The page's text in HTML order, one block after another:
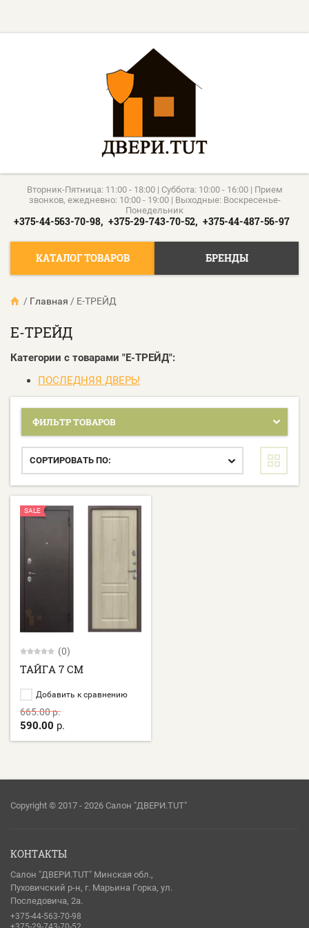
Вторник-Пятница: 11:00 - 18:00 | Суббота: 10:00 - 16:00 | Прием
звонков, ежедневно: 10:00 - 19:00 | Выходные: Воскресенье-
Понедельник
+375-44-563-70-98, +375-29-743-70-52, +375-44-487-56-97
КАТАЛОГ ТОВАРОВ БРЕНДЫ
/ Главная / Е-ТРЕЙД
Е-ТРЕЙД
Категории с товарами "Е-ТРЕЙД":
ПОСЛЕДНЯЯ ДВЕРЬ!
ФИЛЬТР ТОВАРОВ
СОРТИРОВАТЬ ПО:
SALE
(0)
ТАЙГА 7 СМ
Добавить к сравнению
665.00р.
590.00 р.
Copyright © 2017 - 2026 Салон "ДВЕРИ.TUT"
КОНТАКТЫ
Салон "ДВЕРИ.TUT" Минская обл.,
Пуховичский р-н, г. Марьина Горка, ул.
Последовича, 2а.
+375-44-563-70-98